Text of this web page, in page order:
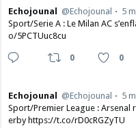
Echojounal @Echojounal
5
Sport/Serie A : Le Milan AC
o/5PCTUuc8cu
0 0
Echojounal @Echojounal
5
Sport/Premier League : Arsenal
erby https://t.co/rD0cRGZyTU